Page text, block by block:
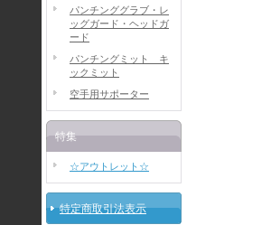
パンチンググラブ・レ
ッグガード・ヘッドガ
ード
パンチングミット キ
ックミット
空手用サポーター
特集
☆アウトレット☆
特定商取引法表示